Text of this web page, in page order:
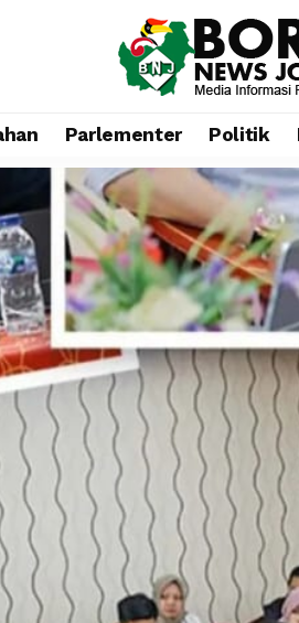
Parlementer Politik